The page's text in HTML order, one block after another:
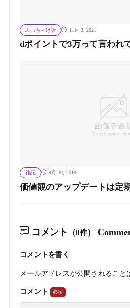
ぶっちゃけ話 11月 3, 2021
dポイントで3万って言われ
雑記 9月 30, 2019
価値観のアップデートは定
コメント （0件）
コメントを書く
メールアドレスが公開されること
コメント